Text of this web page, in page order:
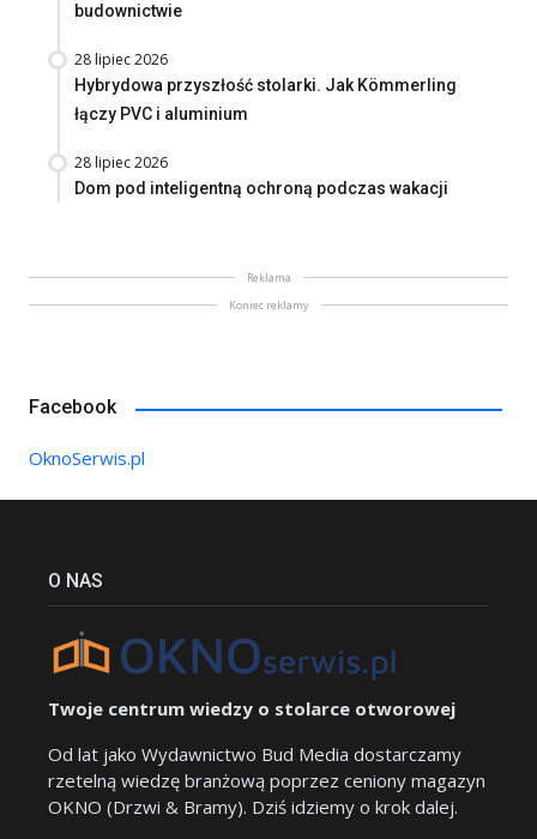
budownictwie
28 lipiec 2026
Hybrydowa przyszłość stolarki. Jak Kömmerling
łączy PVC i aluminium
28 lipiec 2026
Dom pod inteligentną ochroną podczas wakacji
Reklama
Koniec reklamy
Facebook
OknoSerwis.pl
O NAS
Twoje centrum wiedzy o stolarce otworowej
Od lat jako Wydawnictwo Bud Media dostarczamy
rzetelną wiedzę branżową poprzez ceniony magazyn
OKNO (Drzwi & Bramy). Dziś idziemy o krok dalej.